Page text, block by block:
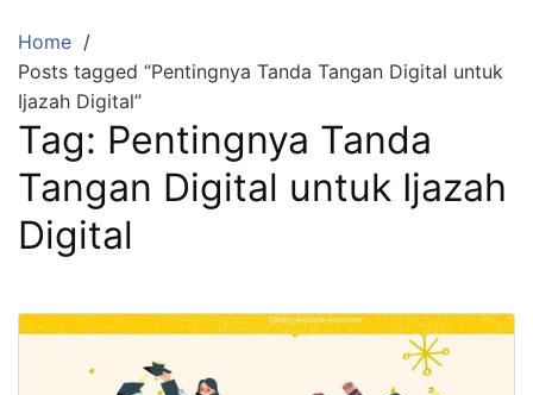
Home
Posts tagged “Pentingnya Tanda Tangan Digital untuk
Ijazah Digital”
Tag: Pentingnya Tanda
Tangan Digital untuk Ijazah
Digital